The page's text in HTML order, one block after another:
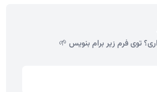
توی فرم زیر برام بنویس 🌱